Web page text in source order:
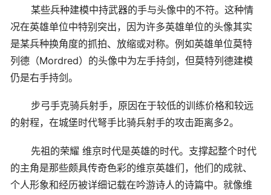
某些兵种建模中持武器的手与头像中的不符。这种情
况在英雄单位中特别突出，因为许多英雄单位的头像其实
是某兵种换角度的抓拍、放缩或对称。例如英雄单位莫特
列德（Mordred）的头像中为左手持剑，但莫特列德建模
仍是右手持剑。
步弓手克骑兵射手，原因在于较低的训练价格和较远
的射程，在城堡时代弩手比骑兵射手的攻击距离多2。
先祖的荣耀 维京时代是英雄的时代。支撑起整个时代
的主角是那些颇具传奇色彩的维京英雄们，他们的成就、
个人形象和经历被详细记载在吟游诗人的诗篇中。就像维